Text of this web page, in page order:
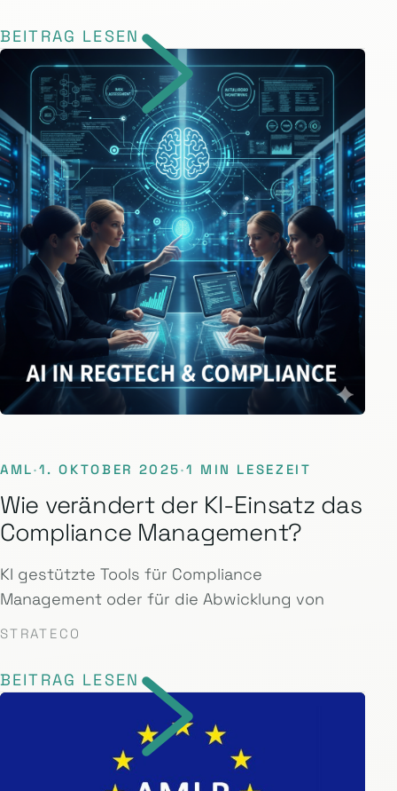
BEITRAG LESEN
AML·1. OKTOBER 2025·1 MIN LESEZEIT
Wie verändert der KI-Einsatz das
Compliance Management?
KI gestützte Tools für Compliance
Management oder für die Abwicklung von
STRATECO
BEITRAG LESEN